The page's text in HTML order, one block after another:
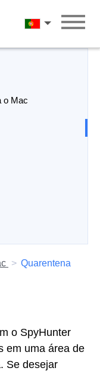
Português
o Mac
Quarentena
o SpyHunter
em uma área de
Se desejar